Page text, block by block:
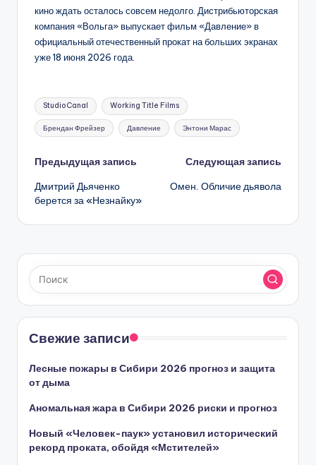
кино ждать осталось совсем недолго. Дистрибьюторская
компания «Вольга» выпускает фильм «Давление» в
официальный отечественный прокат на больших экранах
уже 18 июня 2026 года.
Метки:
StudioCanal Working Title Films
Брендан Фрейзер Давление Энтони Марас
Навигация
записи
Предыдущая запись
Дмитрий Дьяченко
берется за «Незнайку»
Следующая запись
Омен. Обличие дьявола
Свежие записи
Лесные пожары в Сибири 2026 прогноз и защита
от дыма
Аномальная жара в Сибири 2026 риски и прогноз
Новый «Человек-паук» установил исторический
рекорд проката, обойдя «Мстителей»